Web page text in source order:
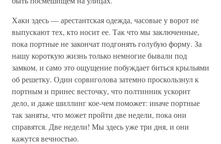
Хаки здесь — арестантская одежда, часовые у ворот не
выпускают тех, кто носит ее. Так что мы заключенные,
пока портные не закончат подгонять голубую форму. За
нашу короткую жизнь только немногие бывали под
замком, и само это ощущение побуждает биться крыльями
об решетку. Один сорвиголова затемно проскользнул к
портным и принес весточку, что полтинник ускорит
дело, и даже шиллинг кое-чем поможет: иначе портные
так заняты, что может пройти две недели, пока они
справятся. Две недели! Мы здесь уже три дня, и они
кажутся вечностью.